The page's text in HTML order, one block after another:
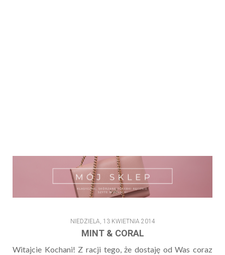
NIEDZIELA, 13 KWIETNIA 2014
MINT & CORAL
Witajcie Kochani! Z racji tego, że dostaję od Was coraz